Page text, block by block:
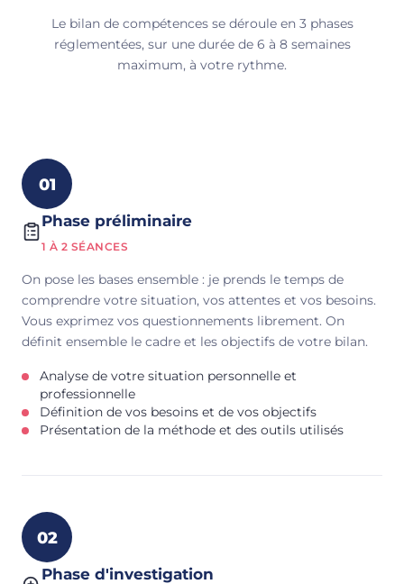
Le bilan de compétences se déroule en 3 phases
réglementées, sur une durée de 6 à 8 semaines
maximum, à votre rythme.
01
Phase préliminaire
1 À 2 SÉANCES
On pose les bases ensemble : je prends le temps de
comprendre votre situation, vos attentes et vos besoins.
Vous exprimez vos questionnements librement. On
définit ensemble le cadre et les objectifs de votre bilan.
Analyse de votre situation personnelle et
professionnelle
Définition de vos besoins et de vos objectifs
Présentation de la méthode et des outils utilisés
02
Phase d'investigation